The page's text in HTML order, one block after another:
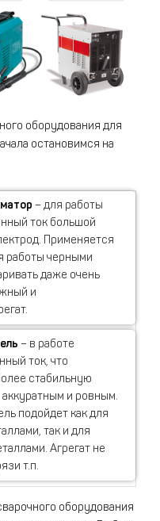
оборудования для
остановимся на
– для работы
ток большой
Применяется
работы черными
даже очень
и
– в работе
ток, что
стабильную
и ровным.
подойдет как для
так и для
Агрегат не
т.п.
оборудования